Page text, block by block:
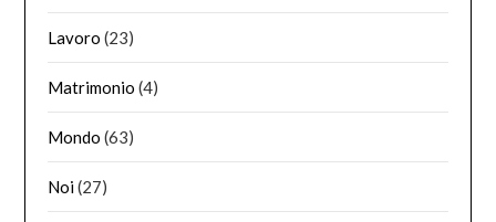
Lavoro (23)
Matrimonio (4)
Mondo (63)
Noi(27)